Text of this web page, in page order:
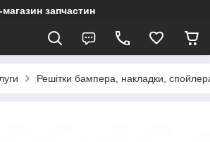
запчастин
Решітки бампера, накладки,